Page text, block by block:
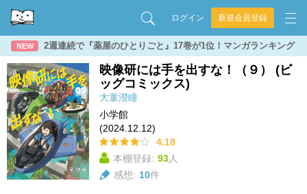
ログイン 新規会員登録
NEW 2週連続で『薬屋のひとりごと』17巻が1位！マンガランキング
映像研には手を出すな！（９） (ビ
ッグコミックス)
大童澄瞳
小学館
(2024.12.12)
4.18
本棚登録: 93人
感想: 10件